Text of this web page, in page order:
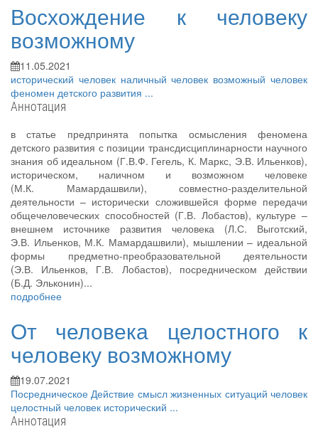
Восхождение к человеку
возможному
11.05.2021
исторический человек наличный человек возможный человек
феномен детского развития ...
Аннотация
в статье предпринята попытка осмысления феномена
детского развития с позиции трансдисциплинарности научного
знания об идеальном (Г.В.Ф. Гегель, К. Маркс, Э.В. Ильенков),
историческом, наличном и возможном человеке
(М.К. Мамардашвили), совместно-разделительной
деятельности – исторически сложившейся форме передачи
общечеловеческих способностей (Г.В. Лобастов), культуре –
внешнем источнике развития человека (Л.С. Выготский,
Э.В. Ильенков, М.К. Мамардашвили), мышлении – идеальной
формы предметно-преобразовательной деятельности
(Э.В. Ильенков, Г.В. Лобастов), посредническом действии
(Б.Д. Эльконин)...
подробнее
От человека целостного к
человеку возможному
19.07.2021
Посредническое Действие смысл жизненных ситуацийчеловек
целостный человек исторический ...
Аннотация